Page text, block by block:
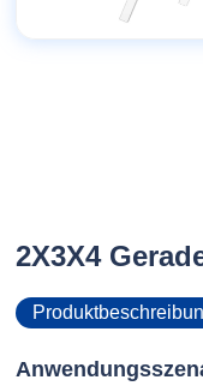
2X3X4